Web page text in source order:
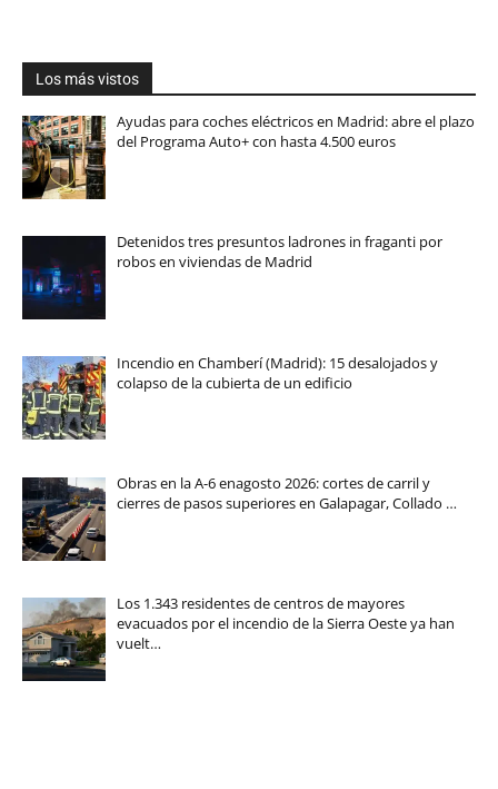
Los más vistos
Ayudas para coches eléctricos en Madrid: abre el plazo
del Programa Auto+ con hasta 4.500 euros
Detenidos tres presuntos ladrones in fraganti por
robos en viviendas de Madrid
Incendio en Chamberí (Madrid): 15 desalojados y
colapso de la cubierta de un edificio
Obras en la A-6 enagosto 2026: cortes de carril y
cierres de pasos superiores en Galapagar, Collado …
Los 1.343 residentes de centros de mayores
evacuados por el incendio de la Sierra Oeste ya han
vuelt…